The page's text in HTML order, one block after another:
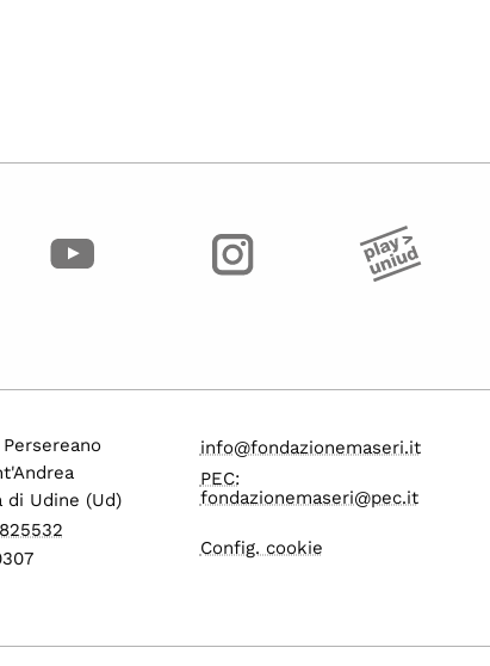
di Udine (Ud)
info@fondazionemaseri.it
PEC:
fondazionemaseri@pec.it
Config. cookie